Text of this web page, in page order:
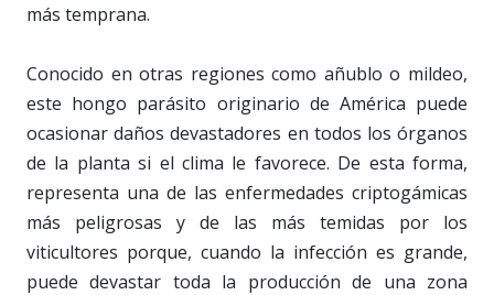
más temprana.
Conocido en otras regiones como añublo o mildeo,
este hongo parásito originario de América puede
ocasionar daños devastadores en todos los órganos
de la planta si el clima le favorece. De esta forma,
representa una de las enfermedades criptogámicas
más peligrosas y de las más temidas por los
viticultores porque, cuando la infección es grande,
puede devastar toda la producción de una zona